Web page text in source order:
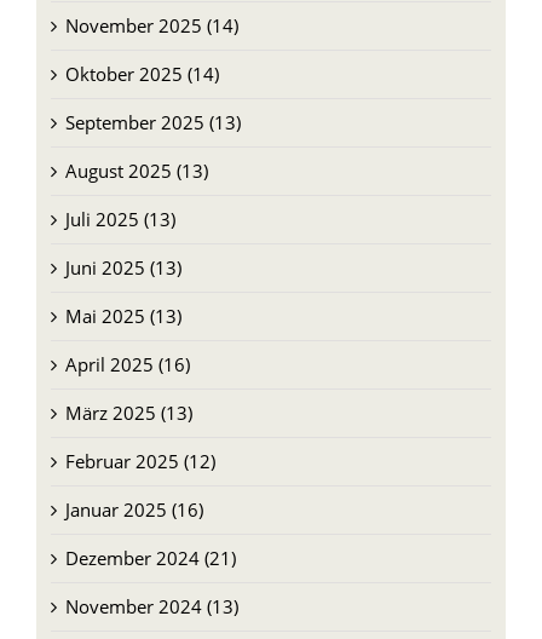
November 2025 (14)
Oktober 2025 (14)
September 2025 (13)
August 2025 (13)
Juli 2025 (13)
Juni 2025 (13)
Mai 2025 (13)
April 2025 (16)
März 2025 (13)
Februar 2025 (12)
Januar 2025 (16)
Dezember 2024 (21)
November 2024 (13)